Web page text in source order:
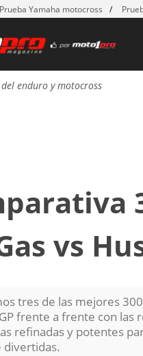
Prueba Yamaha motocross
enduro y motocross
vs
tres de las mejores
frente a frente con las
refinadas y potentes
divertidas.